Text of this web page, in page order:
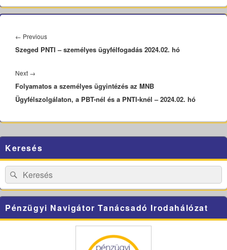
navigáció
← PreviousPrevious
post:
Szeged PNTI – személyes ügyfélfogadás 2024.02. hó
Next →
post:
Folyamatos a személyes ügyintézés az MNB
Ügyfélszolgálaton, a PBT-nél és a PNTI-knél – 2024.02. hó
Sidebar
Widget
Area
Keresés
Search
for:
Search
Pénzügyi Navigátor Tanácsadó Irodahálózat